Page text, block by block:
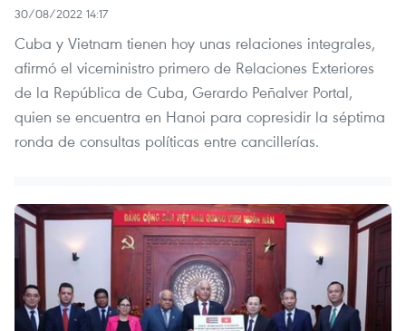
30/08/2022 14:17
Cuba y Vietnam tienen hoy unas relaciones integrales,
afirmó el viceministro primero de Relaciones Exteriores
de la República de Cuba, Gerardo Peñalver Portal,
quien se encuentra en Hanoi para copresidir la séptima
ronda de consultas políticas entre cancillerías.